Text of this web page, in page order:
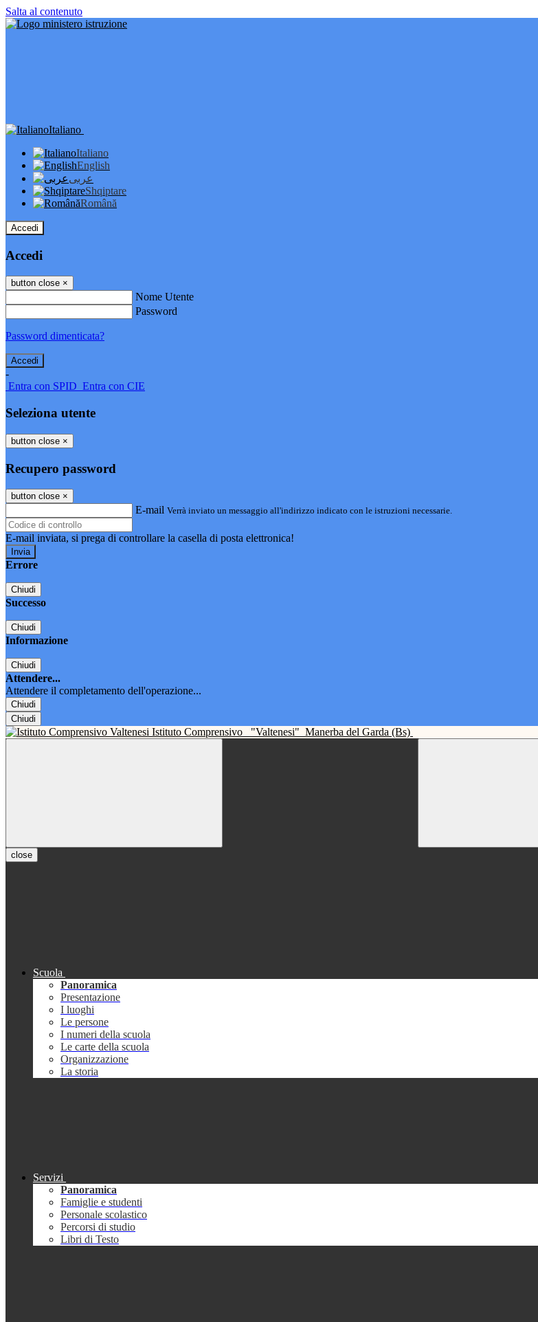
Salta al contenuto
Italiano
Italiano
English
عربى
Shqiptare
Română
Accedi
Accedi
button close ×
Nome Utente
Password
Password dimenticata?
-
Entra con SPID Entra con CIE
Seleziona utente
button close ×
Recupero password
button close ×
E-mail Verrà inviato un messaggio all'indirizzo indicato con le istruzioni necessarie.
E-mail inviata, si prega di controllare la casella di posta elettronica!
Errore
Chiudi
Successo
Chiudi
Informazione
Chiudi
Attendere...
Attendere il completamento dell'operazione...
Chiudi
Chiudi
Istituto Comprensivo "Valtenesi" Manerba del Garda (Bs)
close
Scuola
Panoramica
Presentazione
I luoghi
Le persone
I numeri della scuola
Le carte della scuola
Organizzazione
La storia
Servizi
Panoramica
Famiglie e studenti
Personale scolastico
Percorsi di studio
Libri di Testo